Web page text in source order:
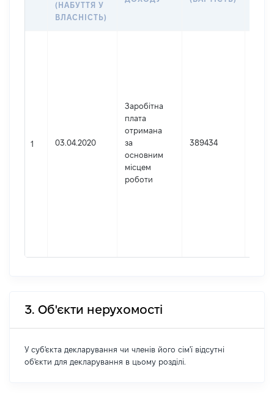
(НАБУТТЯ У
ВЛАСНІСТЬ)
1 03.04.2020
Заробітна
плата
отримана
за
основним
місцем
роботи
389434
3. Об'єкти нерухомості
У суб'єкта декларування чи членів його сім'ї відсутні
об'єкти для декларування в цьому розділі.